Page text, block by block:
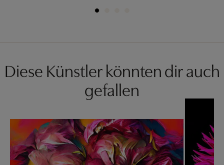
Diese Künstler könnten dir auch
gefallen